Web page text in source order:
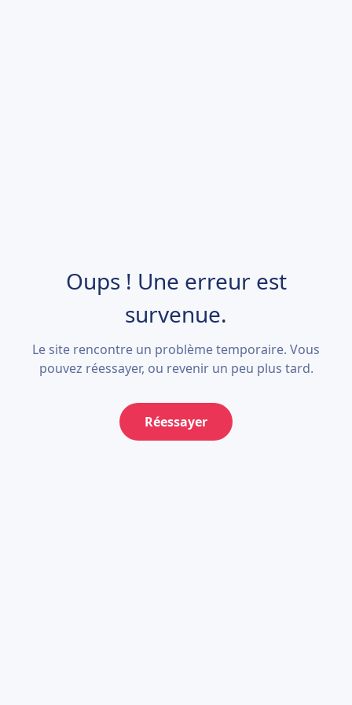
Oups ! Une erreur est
survenue.
Le site rencontre un problème temporaire. Vous
pouvez réessayer, ou revenir un peu plus tard.
Réessayer